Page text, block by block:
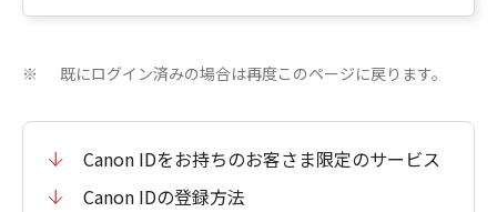
※ 既にログイン済みの場合は再度このページに戻ります。
Canon IDをお持ちのお客さま限定のサービス
Canon IDの登録方法